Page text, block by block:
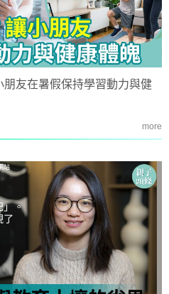
友在暑假保持學習動力與健
more